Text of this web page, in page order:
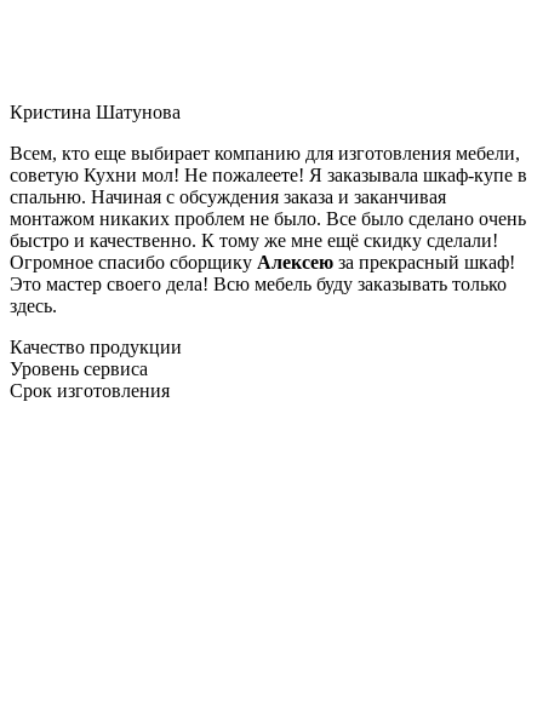
Кристина Шатунова
Всем, кто еще выбирает компанию для изготовления мебели,
советую Кухни мол! Не пожалеете! Я заказывала шкаф-купе в
спальню. Начиная с обсуждения заказа и заканчивая
монтажом никаких проблем не было. Все было сделано очень
быстро и качественно. К тому же мне ещё скидку сделали!
Огромное спасибо сборщику Алексею за прекрасный шкаф!
Это мастер своего дела! Всю мебель буду заказывать только
здесь.
Качество продукции
Уровень сервиса
Срок изготовления